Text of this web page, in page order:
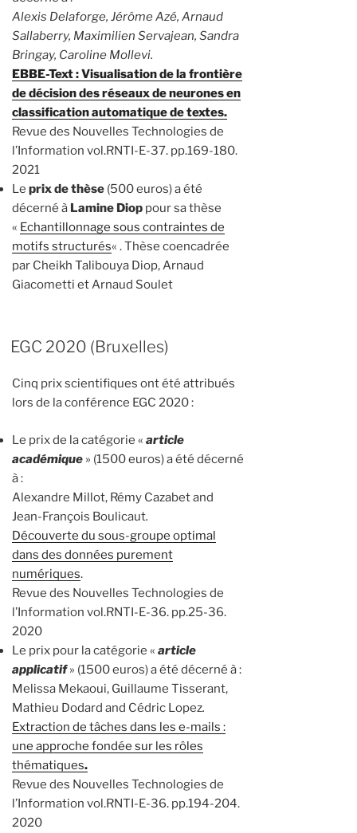
Alexis Delaforge, Jérôme Azé, Arnaud
Sallaberry, Maximilien Servajean, Sandra
Bringay, Caroline Mollevi.
EBBE-Text : Visualisation de la frontière
de décision des réseaux de neurones en
classification automatique de textes.
Revue des Nouvelles Technologies de
l’Information vol.RNTI-E-37. pp.169-180.
2021
Le prix de thèse (500 euros) a été
décerné à Lamine Diop pour sa thèse
« Echantillonnage sous contraintes de
motifs structurés« . Thèse coencadrée
par Cheikh Talibouya Diop, Arnaud
Giacometti et Arnaud Soulet
EGC 2020 (Bruxelles)
Cinq prix scientifiques ont été attribués
lors de la conférence EGC 2020 :
Le prix de la catégorie « article
académique » (1500 euros) a été décerné
à :
Alexandre Millot, Rémy Cazabet and
Jean-François Boulicaut.
Découverte du sous-groupe optimal
dans des données purement
numériques.
Revue des Nouvelles Technologies de
l’Information vol.RNTI-E-36. pp.25-36.
2020
Le prix pour la catégorie « article
applicatif» (1500 euros) a été décerné à :
Melissa Mekaoui, Guillaume Tisserant,
Mathieu Dodard and Cédric Lopez.
Extraction de tâches dans les e-mails :
une approche fondée sur les rôles
thématiques.
Revue des Nouvelles Technologies de
l’Information vol.RNTI-E-36. pp.194-204.
2020